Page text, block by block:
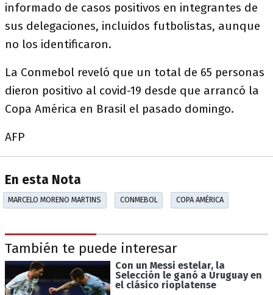
informado de casos positivos en integrantes de
sus delegaciones, incluidos futbolistas, aunque
no los identificaron.
La Conmebol reveló que un total de 65 personas
dieron positivo al covid-19 desde que arrancó la
Copa América en Brasil el pasado domingo.
AFP
En esta Nota
MARCELO MORENO MARTINS CONMEBOL COPA AMÉRICA
También te puede interesar
Con un Messi estelar, la
Selección le ganó a Uruguay en
el clásico rioplatense